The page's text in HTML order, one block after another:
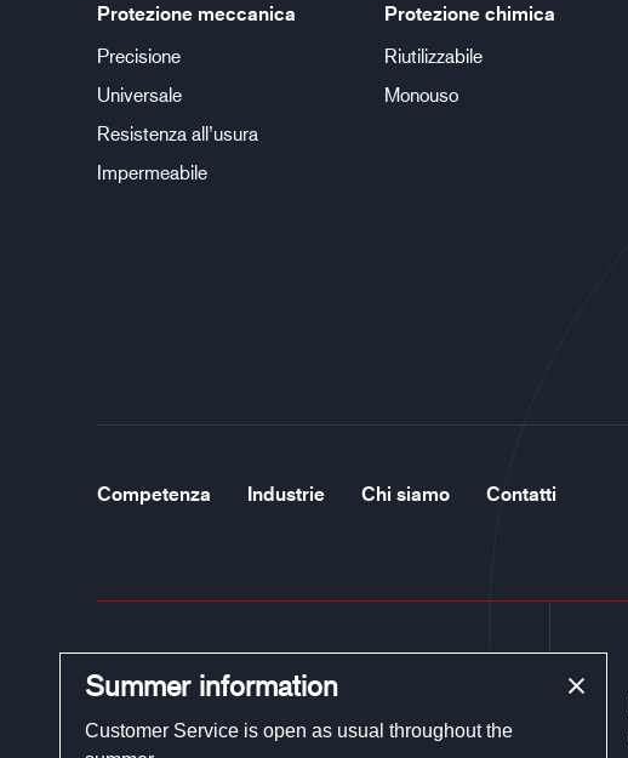
Protezione meccanica
Precisione
Universale
Resistenza all’usura
Impermeabile
Protezione chimica
Riutilizzabile
Monouso
Competenza Industrie Chi siamo Contatti
+46 (0)321-29 300
customerservice@guidegloves.com
Summer information
Customer Service is open as usual throughout the